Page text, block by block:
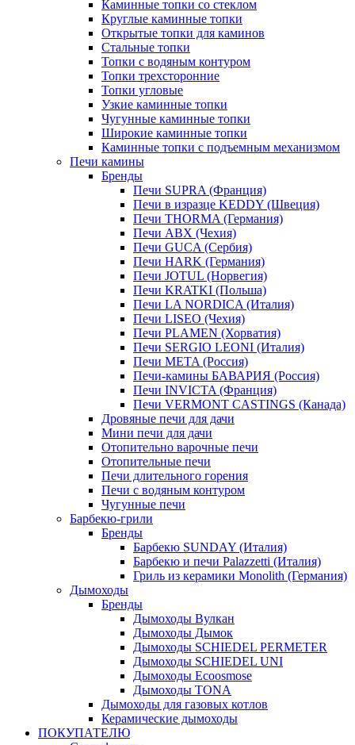
Каминные топки со стеклом
Круглые каминные топки
Открытые топки для каминов
Стальные топки
Топки с водяным контуром
Топки трехсторонние
Топки угловые
Узкие каминные топки
Чугунные каминные топки
Широкие каминные топки
Каминные топки с подъемным механизмом
Печи камины
Бренды
Печи SUPRA (Франция)
Печи в изразце KEDDY (Швеция)
Печи THORMA (Германия)
Печи ABX (Чехия)
Печи GUCA (Сербия)
Печи HARK (Германия)
Печи JOTUL (Норвегия)
Печи KRATKI (Польша)
Печи LA NORDICA (Италия)
Печи LISEO (Чехия)
Печи PLAMEN (Хорватия)
Печи SERGIO LEONI (Италия)
Печи META (Россия)
Печи-камины БАВАРИЯ (Россия)
Печи INVICTA (Франция)
Печи VERMONT CASTINGS (Канада)
Дровяные печи для дачи
Мини печи для дачи
Отопительно варочные печи
Отопительные печи
Печи длительного горения
Печи с водяным контуром
Чугунные печи
Барбекю-грили
Бренды
Барбекю SUNDAY (Италия)
Барбекю и печи Palazzetti (Италия)
Гриль из керамики Monolith (Германия)
Дымоходы
Бренды
Дымоходы Вулкан
Дымоходы Дымок
Дымоходы SCHIEDEL PERMETER
Дымоходы SCHIEDEL UNI
Дымоходы Ecoosmose
Дымоходы TONA
Дымоходы для газовых котлов
Керамические дымоходы
ПОКУПАТЕЛЮ